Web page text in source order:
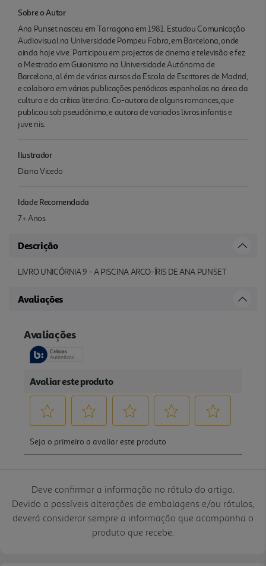
Sobre o Autor
Ana Punset nasceu em Tarragona em 1981. Estudou Comunicação
Audiovisual na Universidade Pompeu Fabra, em Barcelona, onde
ainda hoje vive. Participou em projectos de cinema e televisão e fez
o Mestrado em Guionismo na Universidade Autónoma de
Barcelona, al ém de vários cursos da Escola de Escritores de Madrid,
e colabora em várias publicações periódicas espanholas na área da
cultura e da crítica literária. Co-autora de alguns romances, que
publicou sob pseudónimo, e autora de variados livros infantis e
juve nis.
Ilustrador
Diana Vicedo
Idade Recomendada
7+ Anos
Descrição
LIVRO UNICÓRNIA 9 - A PISCINA ARCO-ÍRIS DE ANA PUNSET
Avaliações
Deve confirmar a informação no rótulo do artigo.
Devido a possíveis alterações de embalagens e/ou rótulos,
deverá considerar sempre a informação que acompanha o
produto que recebe.